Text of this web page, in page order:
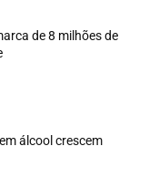
de 8 milhões de
álcool crescem